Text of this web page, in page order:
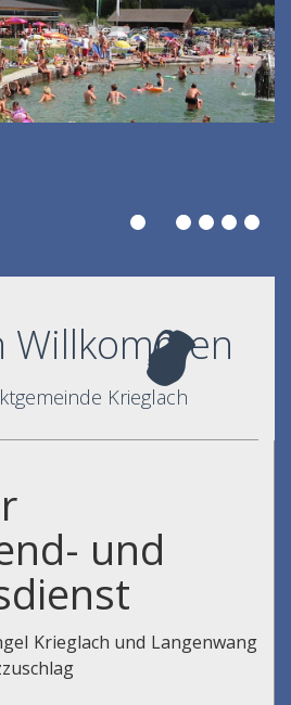
Willkommen
Krieglach
und
Krieglach und Langenwang